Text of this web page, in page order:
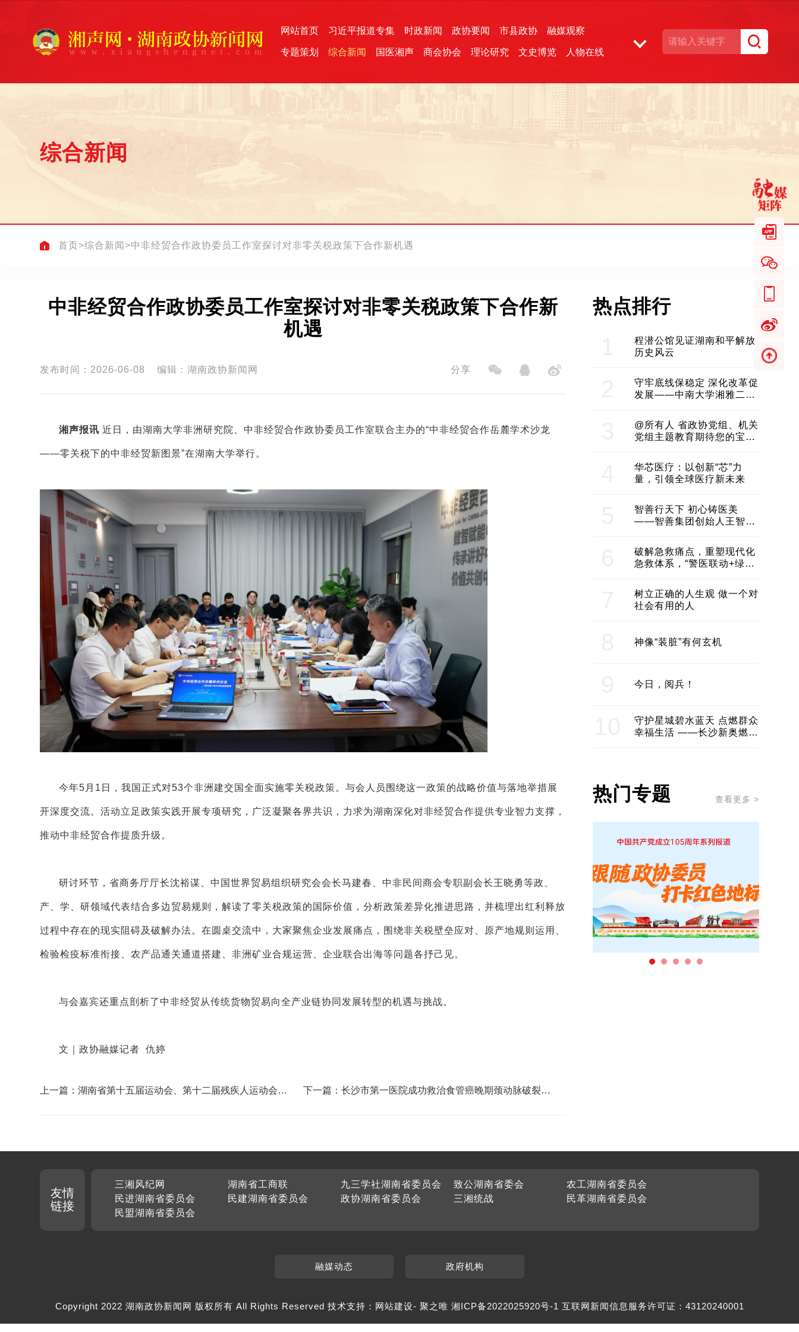
网站首页 习近平报道专集 时政新闻 政协要闻 市县政协 融媒观察
专题策划 综合新闻 国医湘声 商会协会 理论研究 文史博览 人物在线
综合新闻
首页>综合新闻 >中非经贸合作政协委员工作室探讨对非零关税政策下合作新机遇
中非经贸合作政协委员工作室探讨对非零关税政策下合作新
机遇
发布时间：2026-06-08 编辑：湖南政协新闻网 分享
湘声报讯 近日，由湖南大学非洲研究院、中非经贸合作政协委员工作室联合主办的“中非经贸合作岳麓学术沙龙
——零关税下的中非经贸新图景”在湖南大学举行。
今年5月1日，我国正式对53个非洲建交国全面实施零关税政策。与会人员围绕这一政策的战略价值与落地举措展
开深度交流。活动立足政策实践开展专项研究，广泛凝聚各界共识，力求为湖南深化对非经贸合作提供专业智力支撑，
推动中非经贸合作提质升级。
研讨环节，省商务厅厅长沈裕谋、中国世界贸易组织研究会会长马建春、中非民间商会专职副会长王晓勇等政、
产、学、研领域代表结合多边贸易规则，解读了零关税政策的国际价值，分析政策差异化推进思路，并梳理出红利释放
过程中存在的现实阻碍及破解办法。在圆桌交流中，大家聚焦企业发展痛点，围绕非关税壁垒应对、原产地规则运用、
检验检疫标准衔接、农产品通关通道搭建、非洲矿业合规运营、企业联合出海等问题各抒己见。
与会嘉宾还重点剖析了中非经贸从传统货物贸易向全产业链协同发展转型的机遇与挑战。
文｜政协融媒记者 仇婷
上一篇：湖南省第十五届运动会、第十二届残疾人运动会将
下一篇：长沙市第一医院成功救治食管癌晚期颈动脉破裂出
热点排行
程潜公馆见证湖南和平解放
历史风云
守牢底线保稳定 深化改革促
发展——中南大学湘雅二医
@所有人 省政协党组、机关
党组主题教育期待您的宝贵
华芯医疗：以创新“芯”力
量，引领全球医疗新未来
智善行天下 初心铸医美
——智善集团创始人王智带
建医美产业良性生态圈
破解急救痛点，重塑现代化
急救体系，“警医联动+绿波
树立正确的人生观 做一个对
社会有用的人
神像“装脏”有何玄机
今日，阅兵！
守护星城碧水蓝天 点燃群众
幸福生活 ——长沙新奥燃气
热门专题 查看更多 >
友情
链接
三湘风纪网 湖南省工商联 九三学社湖南省委员会 致公湖南省委会
农工湖南省委员会
民进湖南省委员会
民建湖南省委员会 政协湖南省委员会 三湘统战
民革湖南省委员会
民盟湖南省委员会
融媒动态 政府机构
Copyright 2022 湖南政协新闻网 版权所有 All Rights Reserved 技术支持： 网站建设- 聚之唯 湘ICP备2022025920号-1 互联网新闻信息服务许可证：43120240001